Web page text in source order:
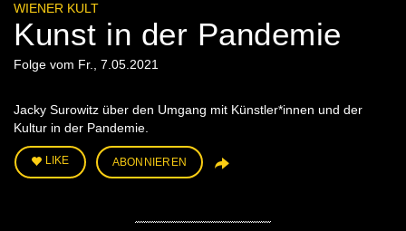
WIENER KULT
Kunst in der Pandemie
Folge vom Fr., 7.05.2021
Jacky Surowitz über den Umgang mit Künstler*innen und der
Kultur in der Pandemie.
LIKE ABONNIEREN